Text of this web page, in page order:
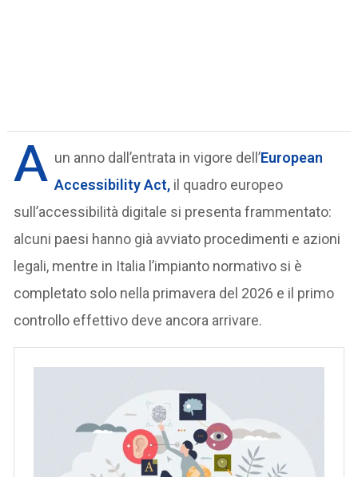
A un anno dall’entrata in vigore dell’European
Accessibility Act, il quadro europeo
sull’accessibilità digitale si presenta frammentato:
alcuni paesi hanno già avviato procedimenti e azioni
legali, mentre in Italia l’impianto normativo si è
completato solo nella primavera del 2026 e il primo
controllo effettivo deve ancora arrivare.